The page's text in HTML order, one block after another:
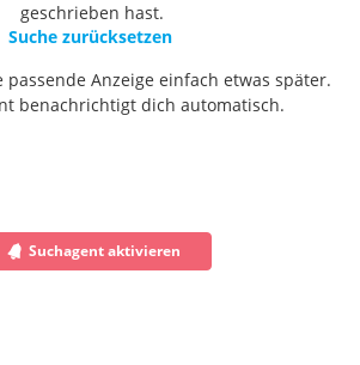
geschrieben hast.
Suche zurücksetzen
passende Anzeige einfach etwas später.
benachrichtigt dich automatisch.
Suchagent aktivieren